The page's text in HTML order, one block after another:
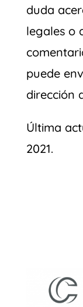
duda
legales o
puede
dirección
Última
2021.